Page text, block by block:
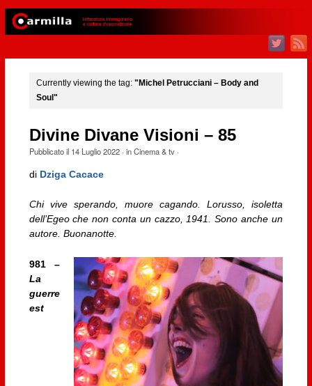
Currently viewing the tag: "Michel Petrucciani – Body and
Soul"
Divine Divane Visioni – 85
Pubblicato il 14 Luglio 2022· inCinema & tv·
di Dziga Cacace
Chi vive sperando, muore cagando. Lorusso, isoletta
dell’Egeo che non conta un cazzo, 1941. Sono anche un
autore. Buonanotte.
981 –
La
guerre
est